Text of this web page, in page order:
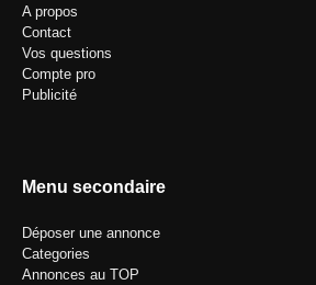
A propos
Contact
Vos questions
Compte pro
Publicité
Menu secondaire
Déposer une annonce
Categories
Annonces au TOP